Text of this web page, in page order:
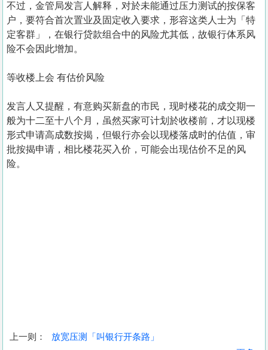
不过，金管局发言人解释，对於未能通过压力测试的按保客
户，要符合首次置业及固定收入要求，形容这类人士为「特
定客群」，在银行贷款组合中的风险尤其低，故银行体系风
险不会因此增加。
等收楼上会 有估价风险
发言人又提醒，有意购买新盘的市民，现时楼花的成交期一
般为十二至十八个月，虽然买家可计划於收楼前，才以现楼
形式申请高成数按揭，但银行亦会以现楼落成时的估值，审
批按揭申请，相比楼花买入价，可能会出现估价不足的风
险。
上一则：
放宽压测「叫银行开条路」